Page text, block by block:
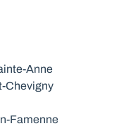
Anne
Chevigny
Famenne